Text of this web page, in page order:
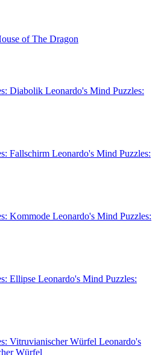
of The Dragon
Leonardo's Mind Puzzles:
Leonardo's Mind Puzzles:
Leonardo's Mind Puzzles:
Leonardo's Mind Puzzles:
Leonardo's
Würfel